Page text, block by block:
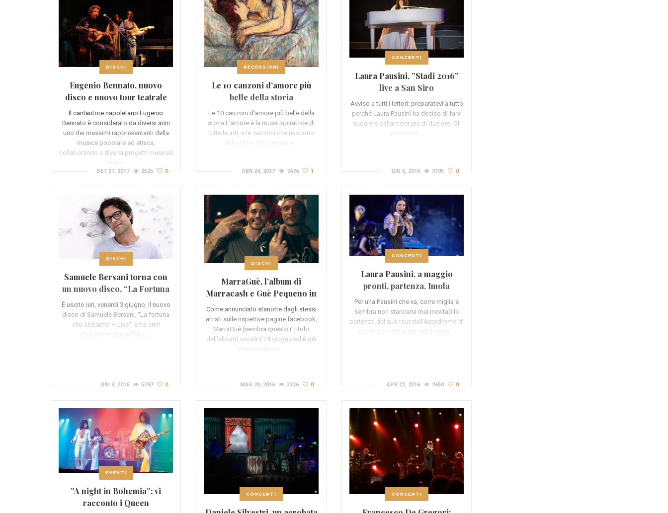
DISCHI
Eugenio Bennato, nuovo
disco e nuovo tour teatrale
Il cantautore napoletano Eugenio
Bennato è considerato da diversi anni
uno dei massimi rappresentanti della
musica popolare ed etnica,
collaborando a diversi progetti musicali
SET 21, 2017 2525 0
RECENSIONI
Le 10 canzoni d’amore più
belle della storia
Le 10 canzoni d’amore più belle della
storia L’amore è la musa ispiratrice di
tutte le arti, e le canzoni che nascono
dalle tante sfaccettature…
GEN 24, 2017 7476 1
CONCERTI
Laura Pausini, ”Stadi 2016”
live a San Siro
(RECENSIONE)
Avviso a tutti i lettori: preparatevi a tutto
perché Laura Pausini ha deciso di farvi
sudare e ballare per più di due ore. Gli
ingredienti…
GIU 5, 2016 3105 0
DISCHI
Samuele Bersani torna con
un nuovo disco, “La Fortuna
che abbiamo”
È uscito ieri, venerdì 3 giugno, il nuovo
disco di Samuele Bersani, “La fortuna
che abbiamo – Live”, a tre anni
dall’ultimo album “En e…
GIU 4, 2016 5297 0
DISCHI
MarraGuè, l’album di
Marracash e Guè Pequeno in
uscita il 24 giugno
Come annunciato stanotte dagli stessi
artisti sulle rispettive pagine facebook,
MarraGuè (sembra questo il titolo
dell’album) uscirà il 24 giugno ed è già
MAG 20, 2016 3136 0
CONCERTI
Laura Pausini, a maggio
pronti, partenza, Imola
(FOTO E VIDEO)
Per una Pausini che va, corre miglia e
sembra non stancarsi mai inevitabile
partenza del suo tour dall’Autodromo di
Imola. La notizia era nell’aria già…
APR 22, 2016 2650 0
EVENTI
”A night in Bohemia”: vi
racconto i Queen
CONCERTI CONCERTI